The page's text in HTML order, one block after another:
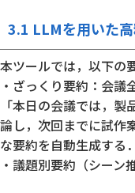
3.1 LLMを用いた
本ツールでは，以下の
・ざっくり要約：会
「本日の会議では，
論し，次回までに試作
な要約を自動生成する．
・議題別要約（シーン